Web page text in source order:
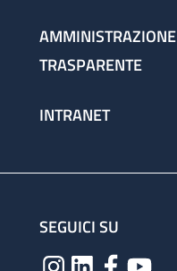
AMMINISTRAZIONE
TRASPARENTE
INTRANET
SEGUICI SU